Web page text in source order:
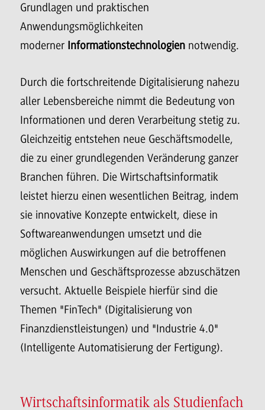
Grundlagen und praktischen
Anwendungsmöglichkeiten
moderner Informationstechnologien notwendig.
Durch die fortschreitende Digitalisierung nahezu
aller Lebensbereiche nimmt die Bedeutung von
Informationen und deren Verarbeitung stetig zu.
Gleichzeitig entstehen neue Geschäftsmodelle,
die zu einer grundlegenden Veränderung ganzer
Branchen führen. Die Wirtschaftsinformatik
leistet hierzu einen wesentlichen Beitrag, indem
sie innovative Konzepte entwickelt, diese in
Softwareanwendungen umsetzt und die
möglichen Auswirkungen auf die betroffenen
Menschen und Geschäftsprozesse abzuschätzen
versucht. Aktuelle Beispiele hierfür sind die
Themen "FinTech" (Digitalisierung von
Finanzdienstleistungen) und "Industrie 4.0"
(Intelligente Automatisierung der Fertigung).
Wirtschaftsinformatik als Studienfach